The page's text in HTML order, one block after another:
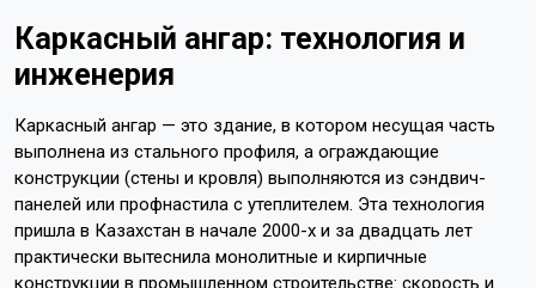
Каркасный ангар: технология и
инженерия
Каркасный ангар — это здание, в котором несущая часть
выполнена из стального профиля, а ограждающие
конструкции (стены и кровля) выполняются из сэндвич-
панелей или профнастила с утеплителем. Эта технология
пришла в Казахстан в начале 2000-х и за двадцать лет
практически вытеснила монолитные и кирпичные
конструкции в промышленном строительстве: скорость и